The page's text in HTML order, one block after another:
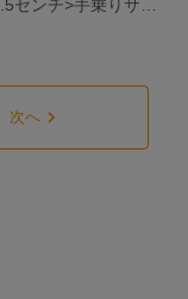
次へ